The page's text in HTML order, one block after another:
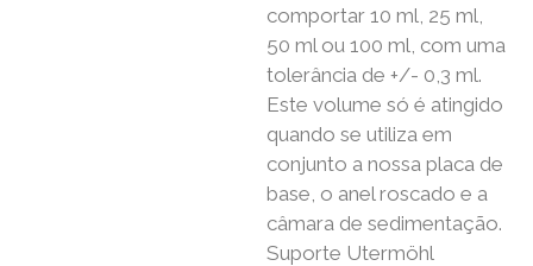
comportar 10 ml, 25 ml,
50 ml ou 100 ml, com uma
tolerância de +/- 0,3 ml.
Este volume só é atingido
quando se utiliza em
conjunto a nossa placa de
base, o anel roscado e a
câmara de sedimentação.
Suporte Utermöhl